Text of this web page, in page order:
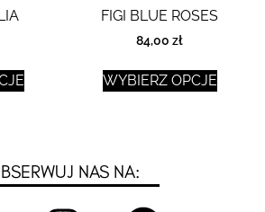
FIGI BLUE ROSES
84,00 zł
WYBIERZ OPCJE
NAS NA: